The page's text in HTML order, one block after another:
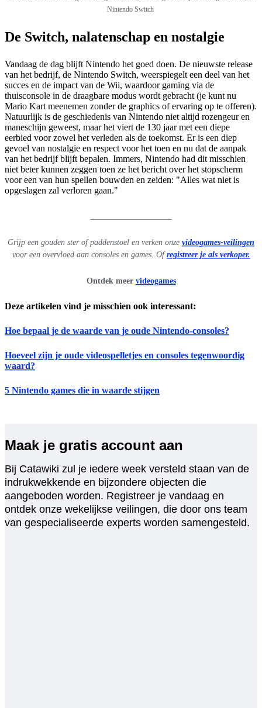
Nintendo Switch
De Switch, nalatenschap en nostalgie
Vandaag de dag blijft Nintendo het goed doen. De nieuwste release
van het bedrijf, de Nintendo Switch, weerspiegelt een deel van het
succes en de impact van de Wii, waardoor gaming via de
thuisconsole in de draagbare modus wordt gebracht (je kunt nu
Mario Kart meenemen zonder de graphics of ervaring op te offeren).
Natuurlijk is de geschiedenis van Nintendo niet altijd rozengeur en
maneschijn geweest, maar het viert de 130 jaar met een diepe
eerbied voor zowel het verleden als de toekomst. Er is een diep
gevoel van nostalgie en respect voor het toen en nu dat de aanpak
van het bedrijf blijft bepalen. Immers, Nintendo had dit misschien
niet beter kunnen zeggen toen ze het bericht over het stopscherm
voor een van hun spellen bouwden en zeiden: "Alles wat niet is
opgeslagen zal verloren gaan."
Grijp een gouden ster of paddenstoel en verken onze videogames-veilingen
voor een overvloed aan consoles en games. Ofregistreer je als verkoper.
Ontdek meer videogames
Deze artikelen vind je misschien ook interessant:
Hoe bepaal je de waarde van je oude Nintendo-consoles?
Hoeveel zijn je oude videospelletjes en consoles tegenwoordig
waard?
5 Nintendo games die in waarde stijgen
Maak je gratis account aan
Bij Catawiki zul je iedere week versteld staan van de
indrukwekkende en bijzondere objecten die
aangeboden worden. Registreer je vandaag en
ontdek onze wekelijkse veilingen, die door ons team
van gespecialiseerde experts worden samengesteld.